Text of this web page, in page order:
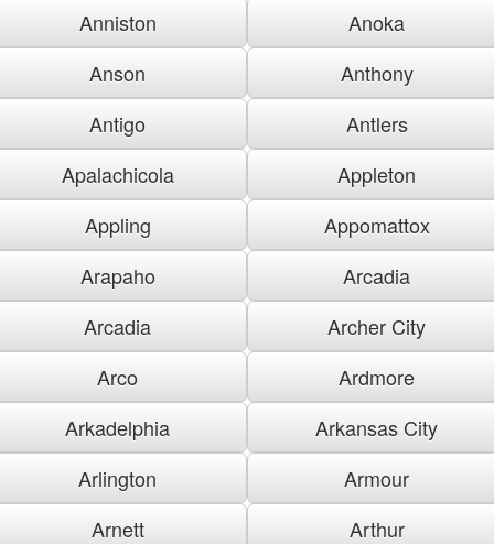
Anniston
Anoka
Anson
Anthony
Antigo
Antlers
Apalachicola
Appleton
Appling
Appomattox
Arapaho
Arcadia
Arcadia
Archer City
Arco
Ardmore
Arkadelphia
Arkansas City
Arlington
Armour
Arnett
Arthur